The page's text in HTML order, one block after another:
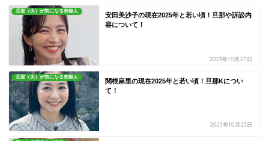
旦那（夫）が気になる芸能人
安田美沙子の現在2025年と若い頃！旦那や訴訟内
容について！
2023年10月27日
旦那（夫）が気になる芸能人
関根麻里の現在2025年と若い頃！旦那Kについ
て！
2023年10月23日